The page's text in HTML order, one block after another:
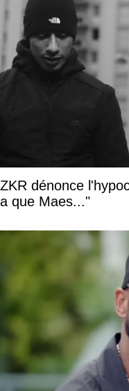
ZKR dénonce
a que Maes..."